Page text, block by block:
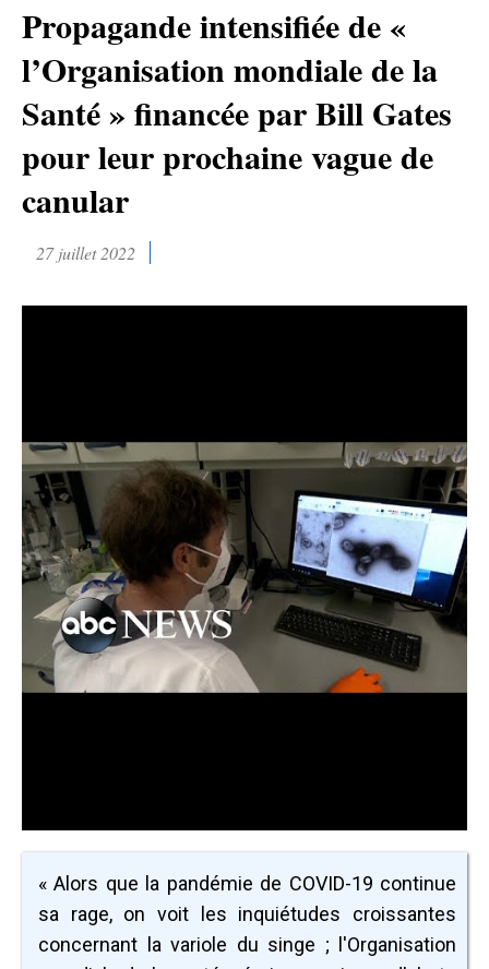
Propagande intensifiée de «
l’Organisation mondiale de la
Santé » financée par Bill Gates
pour leur prochaine vague de
canular
27 juillet 2022
« Alors que la pandémie de COVID-19 continue
sa rage, on voit les inquiétudes croissantes
concernant la variole du singe ; l'Organisation